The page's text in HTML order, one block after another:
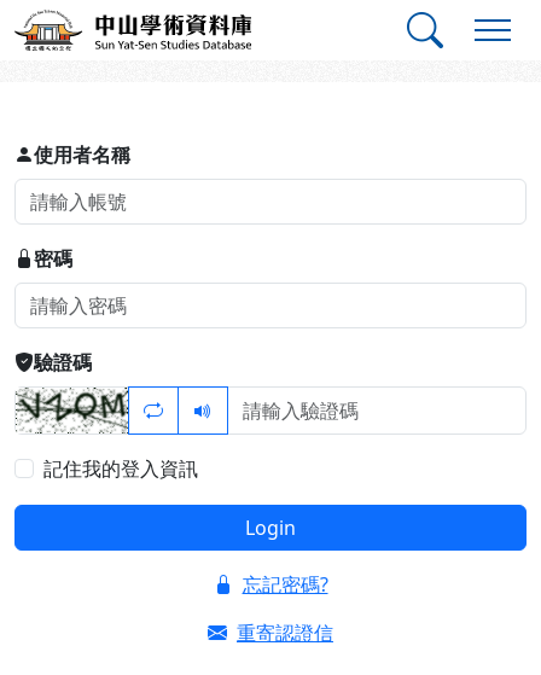
跳到主要內容
中山學術資料庫
登入
使用者名稱
密碼
驗證碼
記住我的登入資訊
Login
忘記密碼?
重寄認證信